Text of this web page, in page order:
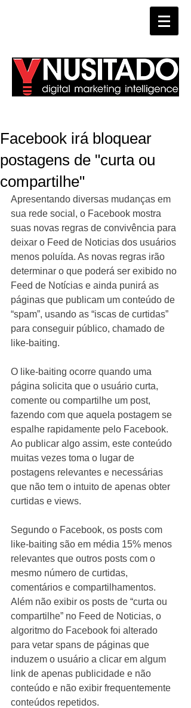
Facebook irá bloquear
postagens de "curta ou
compartilhe"
Apresentando diversas mudanças em
sua rede social, o Facebook mostra
suas novas regras de convivência para
deixar o Feed de Noticias dos usuários
menos poluída. As novas regras irão
determinar o que poderá ser exibido no
Feed de Notícias e ainda punirá as
páginas que publicam um conteúdo de
“spam”, usando as “iscas de curtidas”
para conseguir público, chamado de
like-baiting.
O like-baiting ocorre quando uma
página solicita que o usuário curta,
comente ou compartilhe um post,
fazendo com que aquela postagem se
espalhe rapidamente pelo Facebook.
Ao publicar algo assim, este conteúdo
muitas vezes toma o lugar de
postagens relevantes e necessárias
que não tem o intuito de apenas obter
curtidas e views.
Segundo o Facebook, os posts com
like-baiting são em média 15% menos
relevantes que outros posts com o
mesmo número de curtidas,
comentários e compartilhamentos.
Além não exibir os posts de “curta ou
compartilhe” no Feed de Noticias, o
algoritmo do Facebook foi alterado
para vetar spans de páginas que
induzem o usuário a clicar em algum
link de apenas publicidade e não
conteúdo e não exibir frequentemente
conteúdos repetidos.